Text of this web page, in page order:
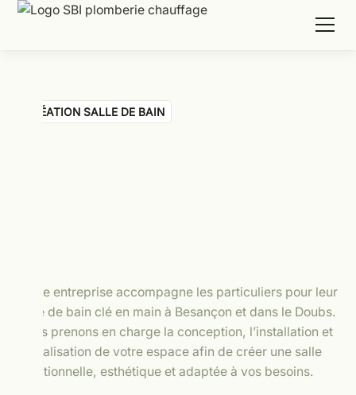
CRÉATION SALLE DE BAIN
Notre entreprise accompagne les particuliers pour leur
salle de bain clé en main à Besançon et dans le Doubs.
Nous prenons en charge la conception, l’installation et
la réalisation de votre espace afin de créer une salle
fonctionnelle, esthétique et adaptée à vos besoins.